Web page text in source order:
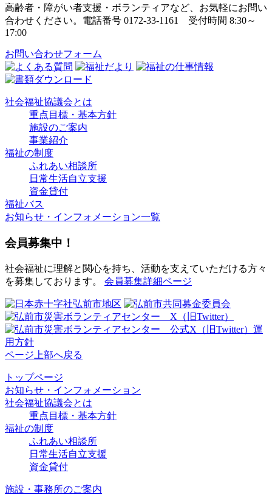
高齢者・障がい者支援・ボランティアなど、お気軽にお問い
合わせください。電話番号 0172-33-1161 受付時間 8:30～
17:00
お問い合わせフォーム
社会福祉協議会とは
重点目標・基本方針
施設のご案内
事業紹介
福祉の制度
ふれあい相談所
日常生活自立支援
資金貸付
福祉バス
お知らせ・インフォメーション一覧
会員募集中！
社会福祉に理解と関心を持ち、活動を支えていただける方々
を募集しております。 会員募集詳細ページ
ページ上部へ戻る
トップページ
お知らせ・インフォメーション
社会福祉協議会とは
重点目標・基本方針
福祉の制度
ふれあい相談所
日常生活自立支援
資金貸付
施設・事務所のご案内